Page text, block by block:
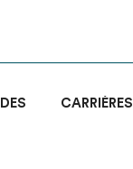
CARRIÈRES